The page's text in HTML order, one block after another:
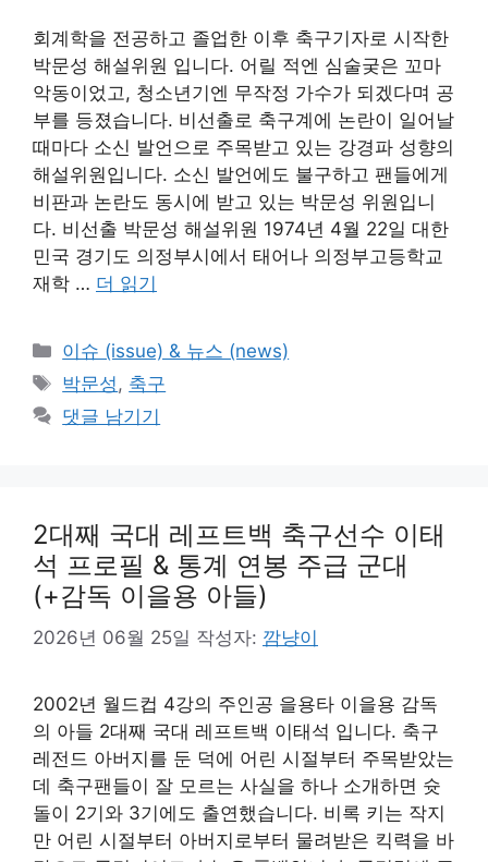
회계학을 전공하고 졸업한 이후 축구기자로 시작한
박문성 해설위원 입니다. 어릴 적엔 심술궂은 꼬마
악동이었고, 청소년기엔 무작정 가수가 되겠다며 공
부를 등졌습니다. 비선출로 축구계에 논란이 일어날
때마다 소신 발언으로 주목받고 있는 강경파 성향의
해설위원입니다. 소신 발언에도 불구하고 팬들에게
비판과 논란도 동시에 받고 있는 박문성 위원입니
다. 비선출 박문성 해설위원 1974년 4월 22일 대한
민국 경기도 의정부시에서 태어나 의정부고등학교
재학 … 더 읽기
카
테
리
이슈 (issue) & 뉴스 (news)
태
그
박문성, 축구
댓글 남기기
2대째 국대 레프트백 축구선수 이태
석 프로필 & 통계 연봉 주급 군대
(+감독 이을용 아들)
2026년 06월 25일 작성자: 깜냥이
2002년 월드컵 4강의 주인공 을용타 이을용 감독
의 아들 2대째 국대 레프트백 이태석 입니다. 축구
레전드 아버지를 둔 덕에 어린 시절부터 주목받았는
데 축구팬들이 잘 모르는 사실을 하나 소개하면 슛
돌이 2기와 3기에도 출연했습니다. 비록 키는 작지
만 어린 시절부터 아버지로부터 물려받은 킥력을 바